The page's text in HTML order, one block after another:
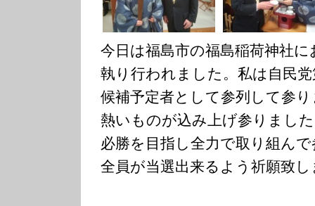
今日は福島市の福島稲荷神社
執り行われました。私は自民
候補予定者として参列して参
熱いものが込み上げ参りまし
必勝を目指し全力で取り組ん
全員が当選出来るよう祈願致